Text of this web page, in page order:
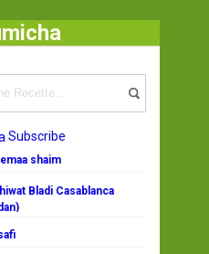
/ Gâteaux a l'anis : Tarte et Petits Fours
Subscribe
shaim
Bladi Casablanca